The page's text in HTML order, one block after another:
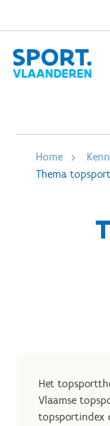
Home
Thema topsport
Het
Vlaamse
topsportindex